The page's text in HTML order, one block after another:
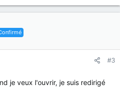
#3
je veux l'ouvrir, je suis redirigé